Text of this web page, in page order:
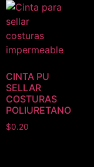
CINTA PU
SELLAR
COSTURAS
POLIURETANO
$0.20